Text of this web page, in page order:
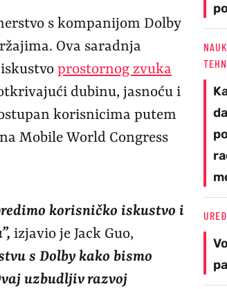
s kompanijom Dolby
Ova saradnja
prostornog zvuka
dubinu, jasnoću i
korisnicima putem
Mobile World Congress
korisničko iskustvo i
izjavio je Jack Guo,
s Dolby kako bismo
uzbudljiv razvoj